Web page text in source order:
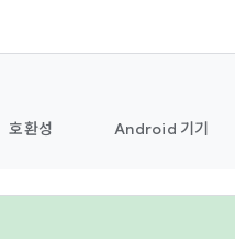
호환성 Android 기기